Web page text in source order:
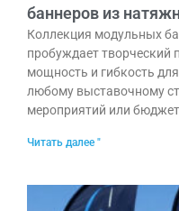
баннеров из
Коллекция модульных
пробуждает творческий
мощность и гибкость
любому выставочному
мероприятий или
Читать далее "